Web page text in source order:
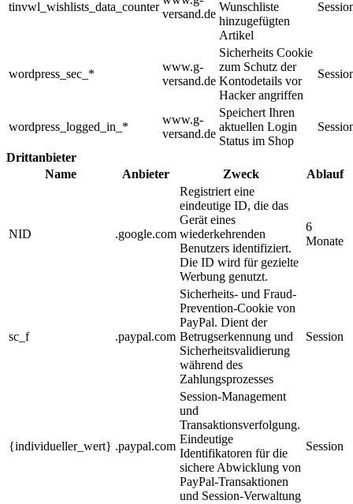
tinvwl_wishlists_data_counter
versand.de
Wunschliste
hinzugefügten
Artikel
wordpress_sec_*
www.g-
versand.de
Sicherheits Cookie
zum Schutz der
Kontodetails vor
Hacker angriffen
wordpress_logged_in_*
www.g-
versand.de
Speichert Ihren
aktuellen Login
Status im Shop
Drittanbieter
Name
Anbieter Zweck Ablauf
NID .google.com
Registriert eine
eindeutige ID, die das
Gerät eines
wiederkehrenden
Benutzers identifiziert.
Die ID wird für gezielte
Werbung genutzt.
6
Monate
sc_f .paypal.com
Sicherheits- und Fraud-
Prevention-Cookie von
PayPal. Dient der
Betrugserkennung und
Sicherheitsvalidierung
während des
Zahlungsprozesses
Session
{individueller_wert} .paypal.com
Session-Management
und
Transaktionsverfolgung.
Eindeutige
Identifikatoren für die
sichere Abwicklung von
PayPal-Transaktionen
und Session-Verwaltung
Session